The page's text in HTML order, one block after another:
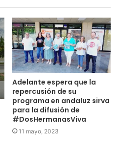
Adelante espera que la
repercusión de su
programa en andaluz sirva
para la difusión de
#DosHermanasViva
11 mayo, 2023